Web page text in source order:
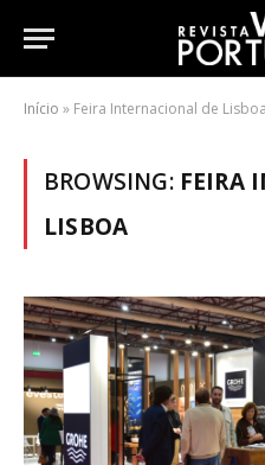
Início » Feira Internacional de Lisboa
BROWSING: FEIRA
LISBOA